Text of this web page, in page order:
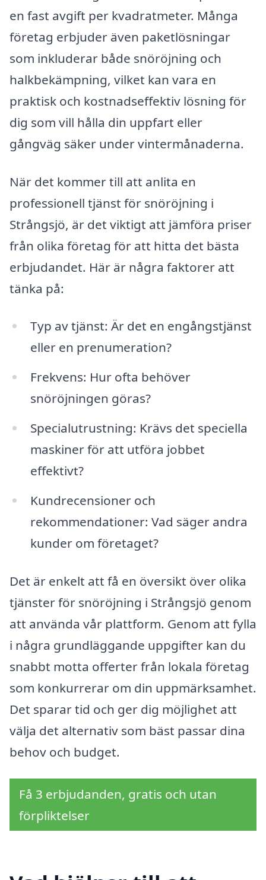
en fast avgift per kvadratmeter. Många
företag erbjuder även paketlösningar
som inkluderar både snöröjning och
halkbekämpning, vilket kan vara en
praktisk och kostnadseffektiv lösning för
dig som vill hålla din uppfart eller
gångväg säker under vintermånaderna.
När det kommer till att anlita en
professionell tjänst för snöröjning i
Strångsjö, är det viktigt att jämföra priser
från olika företag för att hitta det bästa
erbjudandet. Här är några faktorer att
tänka på:
Typ av tjänst: Är det en engångstjänst
eller en prenumeration?
Frekvens: Hur ofta behöver
snöröjningen göras?
Specialutrustning: Krävs det speciella
maskiner för att utföra jobbet
effektivt?
Kundrecensioner och
rekommendationer: Vad säger andra
kunder om företaget?
Det är enkelt att få en översikt över olika
tjänster för snöröjning i Strångsjö genom
att använda vår plattform. Genom att fylla
i några grundläggande uppgifter kan du
snabbt motta offerter från lokala företag
som konkurrerar om din uppmärksamhet.
Det sparar tid och ger dig möjlighet att
välja det alternativ som bäst passar dina
behov och budget.
Få 3 erbjudanden, gratis och utan
förpliktelser